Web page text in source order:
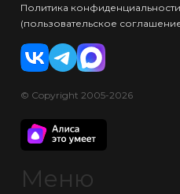
Политика конфиденциальности
(пользовательское
© Copyright 2005-2026
Меню